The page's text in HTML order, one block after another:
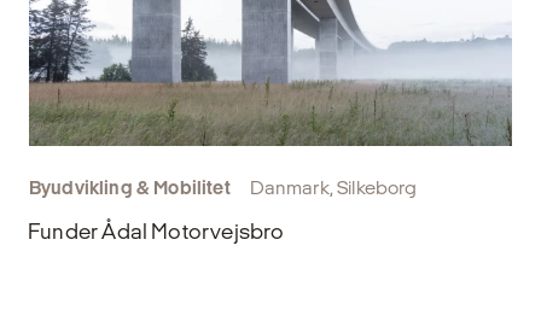
Byudvikling & Mobilitet Danmark, Silkeborg
Funder Ådal Motorvejsbro